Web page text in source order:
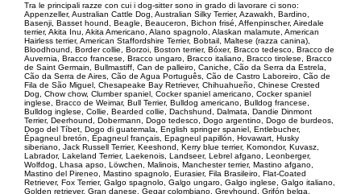
Tra le principali razze con cui i dog-sitter sono in grado di lavorare ci sono:
Appenzeller, Australian Cattle Dog, Australian Silky Terrier, Azawakh, Bardino,
Basenji, Basset hound, Beagle, Beauceron, Bichon frisé, Affenpinscher, Airedale
terrier, Akita Inu, Akita Americano, Alano spagnolo, Alaskan malamute, American
Hairless terrier, American Staffordshire Terrier, Bobtail, Maltese (razza canina),
Bloodhound, Border collie, Borzoi, Boston terrier, Bóxer, Bracco tedesco, Bracco de
Auvernia, Bracco francese, Bracco ungaro, Bracco italiano, Bracco tirolese, Bracco
de Saint Germain, Bullmastiff, Can de palleiro, Caniche, Cão da Serra da Estrela,
Cão da Serra de Aires, Cão de Agua Português, Cão de Castro Laboreiro, Cão de
Fila de São Miguel, Chesapeake Bay Retriever, Chihuahueño, Chinese Crested
Dog, Chow chow, Clumber spaniel, Cocker spaniel americano, Cocker spaniel
inglese, Bracco de Weimar, Bull Terrier, Bulldog americano, Bulldog francese,
Bulldog inglese, Collie, Bearded collie, Dachshund, Dalmata, Dandie Dinmont
Terrier, Deerhound, Dobermann, Dogo tedesco, Dogo argentino, Dogo de burdeos,
Dogo del Tíbet, Dogo di guatemala, English springer spaniel, Entlebucher,
Épagneul bretón, Épagneul français, Epagneul papillón, Hovawart, Husky
siberiano, Jack Russell Terrier, Keeshond, Kerry blue terrier, Komondor, Kuvasz,
Labrador, Lakeland Terrier, Laekenois, Landseer, Lebrel afgano, Leonberger,
Wolfdog, Lhasa apso, Löwchen, Malinois, Manchester terrier, Mastino afgano,
Mastino del Pireneo, Mastino spagnolo, Eurasier, Fila Brasileiro, Flat-Coated
Retriever, Fox Terrier, Galgo spagnolo, Galgo ungaro, Galgo inglese, Galgo italiano,
Golden retriever, Gran danese, Gegar colombiano, Greyhound, Grifón belga,